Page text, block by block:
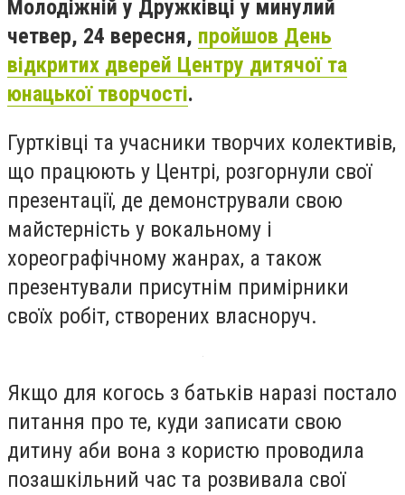
Молодіжній у Дружківці у минулий
четвер, 24 вересня, пройшов День
відкритих дверей Центру дитячої та
юнацької творчості.
Гуртківці та учасники творчих колективів,
що працюють у Центрі, розгорнули свої
презентації, де демонстрували свою
майстерність у вокальному і
хореографічному жанрах, а також
презентували присутнім примірники
своїх робіт, створених власноруч.
Якщо для когось з батьків наразі постало
питання про те, куди записати свою
дитину аби вона з користю проводила
позашкільний час та розвивала свої